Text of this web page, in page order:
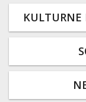
KULTURNE